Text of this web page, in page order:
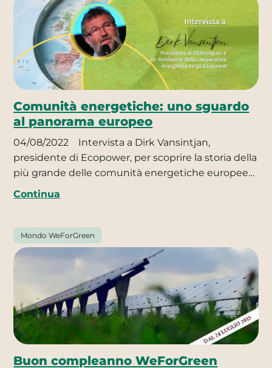
Comunità energetiche: uno sguardo
al panorama europeo
04/08/2022
Intervista a Dirk Vansintjan,
presidente di Ecopower, per scoprire la storia della
più grande delle comunità energetiche europee…
Continua
Mondo WeForGreen
Buon compleanno WeForGreen